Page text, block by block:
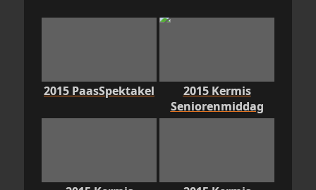
2015 PaasSpektakel
2015 Kermis
Seniorenmiddag